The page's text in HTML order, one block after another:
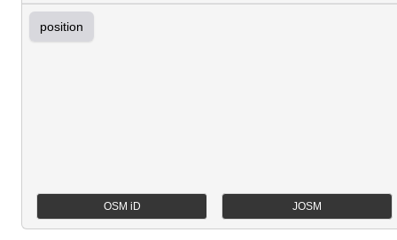
position
OSM iD JOSM